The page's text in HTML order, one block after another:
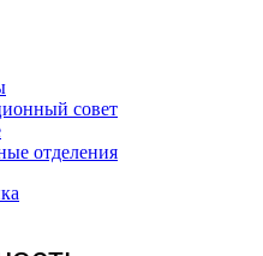
совет
отделения